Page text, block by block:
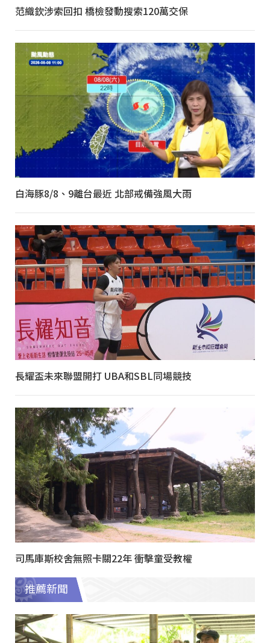
范織欽涉索回扣 橋檢發動搜索120萬交保
白海豚8/8、9離台最近 北部戒備強風大雨
長耀盃未來聯盟開打 UBA和SBL同場競技
司馬庫斯校舍無照卡關22年 衝擊童受教權
推薦新聞